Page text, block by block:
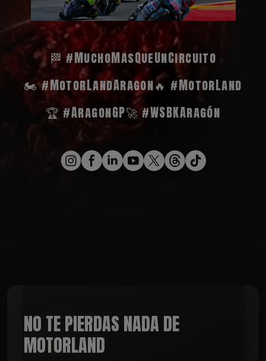
🏁 #MuchoMasQueUnCircuito
🏍️ #MotorLandAragon🔥 #MotorLand
🏆 #AragonGP🚀 #WSBKAragón
NO TE PIERDAS NADA DE
MOTORLAND